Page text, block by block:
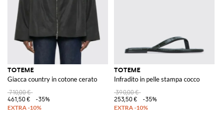
TOTEME
Giacca country in cotone cerato
710,00 €
461,50 €
-35%
TOTEME
Infradito in pelle stampa cocco
390,00 €
253,50 €
-35%